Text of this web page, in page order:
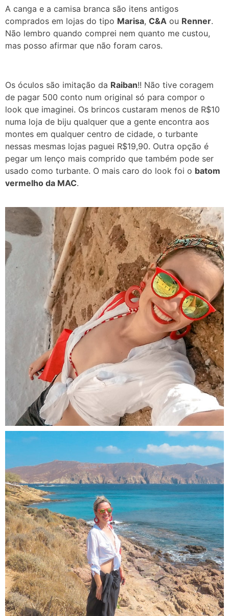
A canga e a camisa branca são itens antigos
comprados em lojas do tipo Marisa, C&A ou Renner.
Não lembro quando comprei nem quanto me custou,
mas posso afirmar que não foram caros.
Os óculos são imitação da Raiban!! Não tive coragem
de pagar 500 conto num original só para compor o
look que imaginei. Os brincos custaram menos de R$10
numa loja de biju qualquer que a gente encontra aos
montes em qualquer centro de cidade, o turbante
nessas mesmas lojas paguei R$19,90. Outra opção é
pegar um lenço mais comprido que também pode ser
usado como turbante. O mais caro do look foi o batom
vermelho da MAC.